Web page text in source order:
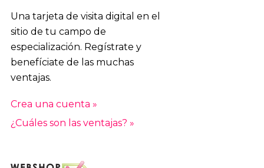
Una tarjeta de visita digital en el
sitio de tu campo de
especialización. Regístrate y
benefíciate de las muchas
ventajas.
Crea una cuenta »
¿Cuáles son las ventajas? »